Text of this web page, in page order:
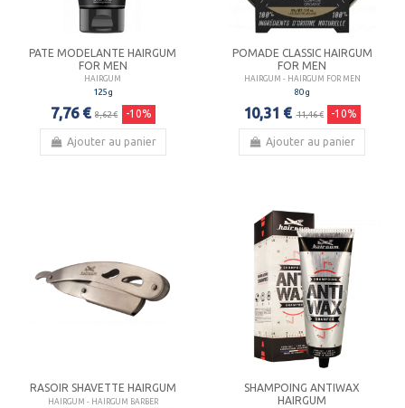
PATE MODELANTE HAIRGUM
FOR MEN
HAIRGUM
125 g
7,76 € 8,62 € -10%
Ajouter au panier
POMADE CLASSIC HAIRGUM
FOR MEN
HAIRGUM - HAIRGUM FOR MEN
80 g
10,31 € 11,46 € -10%
Ajouter au panier
RASOIR SHAVETTE HAIRGUM
HAIRGUM - HAIRGUM BARBER
SHAMPOING ANTIWAX
HAIRGUM